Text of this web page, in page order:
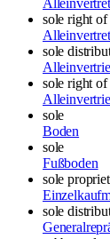
sole right of
sole
sole right
sole
Boden
sole
Fußboden
sole
sole